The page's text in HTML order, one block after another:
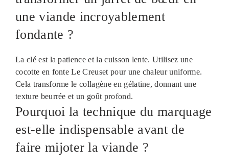
une viande incroyablement
fondante ?
La clé est la patience et la cuisson lente. Utilisez une
cocotte en fonte Le Creuset pour une chaleur uniforme.
Cela transforme le collagène en gélatine, donnant une
texture beurrée et un goût profond.
Pourquoi la technique du marquage
est-elle indispensable avant de
faire mijoter la viande ?